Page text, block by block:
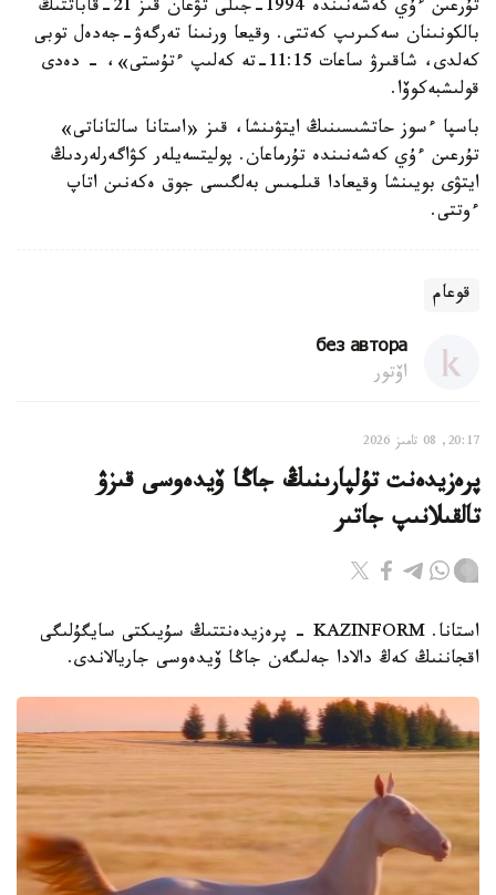
تۇرعىن ءۇي كەشەنىندە 1994-جىلى تۋعان قىز 21-قاباتتىڭ
بالكونىنان سەكىرىپ كەتتى. وقيعا ورنىنا تەرگەۋ-جەدەل توبى
كەلدى، شاقىرۋ ساعات 11:15-تە كەلىپ ءتۇستى»، - دەدى
قولىشبەكوۆا.
باسپا ءسوز حاتشىسىنىڭ ايتۋىنشا، قىز «استانا سالتاناتى»
تۇرعىن ءۇي كەشەنىندە تۇرماعان. پوليتسەيلەر كۋاگەرلەردىڭ
ايتۋى بويىنشا وقيعادا قىلمىس بەلگىسى جوق ەكەنىن اتاپ
ءوتتى.
قوعام
без автора
اۆتور
20:17, 08 تامىز 2026
پرەزيدەنت تۇلپارىنىڭ جاڭا ۆيدەوسى قىزۋ
تالقىلانىپ جاتىر
استانا. KAZINFORM - پرەزيدەنتتىڭ سۇيىكتى سايگۇلىگى
اقجاننىڭ كەڭ دالادا جەلىگەن جاڭا ۆيدەوسى جاريالاندى.